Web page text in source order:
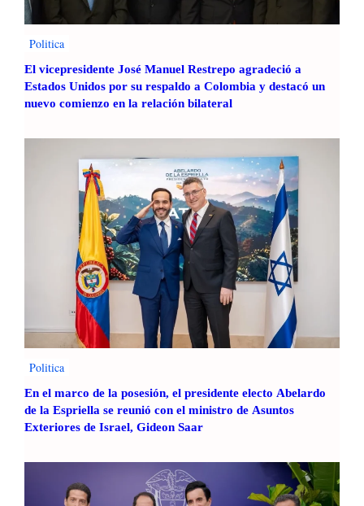
Politica
El vicepresidente José Manuel Restrepo agradeció a
Estados Unidos por su respaldo a Colombia y destacó un
nuevo comienzo en la relación bilateral
Politica
En el marco de la posesión, el presidente electo Abelardo
de la Espriella se reunió con el ministro de Asuntos
Exteriores de Israel, Gideon Saar